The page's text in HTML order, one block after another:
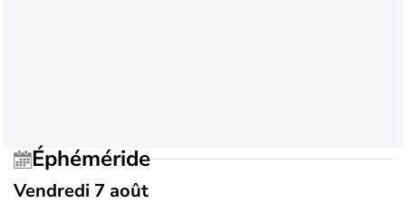
Éphéméride
Vendredi 7 août